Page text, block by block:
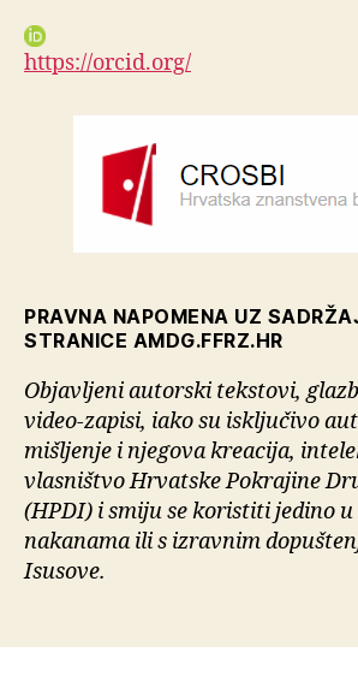
https://orcid.org/
PRAVNA NAPOMENA UZ
STRANICE AMDG.FFRZ.HR
Objavljeni autorski tekstovi,
video-zapisi, iako su isključivo
mišljenje i njegova kreacija,
vlasništvo Hrvatske Pokrajine
(HPDI) i smiju se koristiti jedino u
nakanama ili s izravnim
Isusove.